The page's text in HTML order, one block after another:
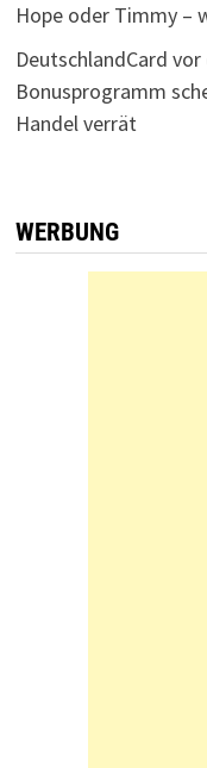
Hope oder Timmy –
DeutschlandCard
Bonusprogramm
Handel verrät
WERBUNG